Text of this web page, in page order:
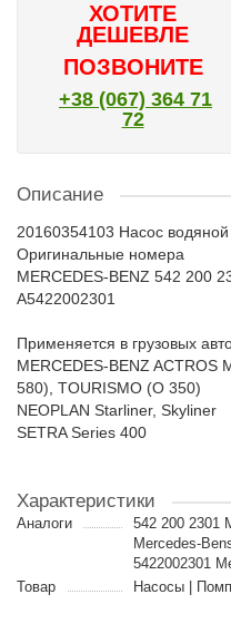
ХОТИТЕ
ДЕШЕВЛЕ
ПОЗВОНИТЕ
+38 (067) 364 71
72
Описание
20160354103 Насос
Оригинальные номера
MERCEDES-BENZ 542 200
A5422002301
Применяется в грузовых
MERCEDES-BENZ ACTROS
580), TOURISMO (O 350)
NEOPLAN Starliner, Skyliner
SETRA Series 400
Характеристики
Аналоги
542 200 2301
Mercedes-
5422002301
Товар
Насосы |